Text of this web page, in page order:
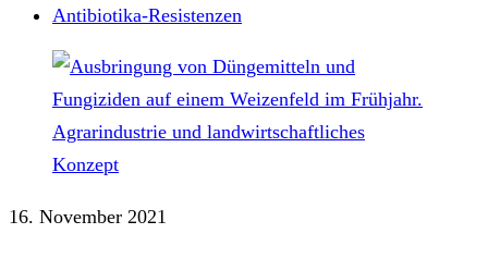
Antibiotika-Resistenzen
16. November 2021